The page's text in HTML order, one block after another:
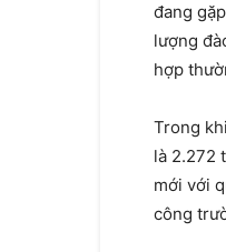
đang
lượng
hợp
Trong
là 2.272
mới với
công